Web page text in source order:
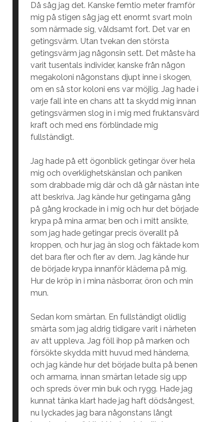
Då såg jag det. Kanske femtio meter framför
mig på stigen såg jag ett enormt svart moln
som närmade sig, våldsamt fort. Det var en
getingsvärm. Utan tvekan den största
getingsvärm jag någonsin sett. Det måste ha
varit tusentals individer, kanske från någon
megakoloni någonstans djupt inne i skogen,
om en så stor koloni ens var möjlig. Jag hade i
varje fall inte en chans att ta skydd mig innan
getingsvärmen slog in i mig med fruktansvärd
kraft och med ens förblindade mig
fullständigt.
Jag hade på ett ögonblick getingar över hela
mig och overklighetskänslan och paniken
som drabbade mig där och då går nästan inte
att beskriva. Jag kände hur getingarna gång
på gång krockade in i mig och hur det började
krypa på mina armar, ben och i mitt ansikte,
som jag hade getingar precis överallt på
kroppen, och hur jag än slog och fäktade kom
det bara fler och fler av dem. Jag kände hur
de började krypa innanför kläderna på mig.
Hur de kröp in i mina näsborrar, öron och min
mun.
Sedan kom smärtan. En fullständigt olidlig
smärta som jag aldrig tidigare varit i närheten
av att uppleva. Jag föll ihop på marken och
försökte skydda mitt huvud med händerna,
och jag kände hur det började bulta på benen
och armarna, innan smärtan letade sig upp
och spreds över min buk och rygg. Hade jag
kunnat tänka klart hade jag haft dödsångest,
nu lyckades jag bara någonstans långt